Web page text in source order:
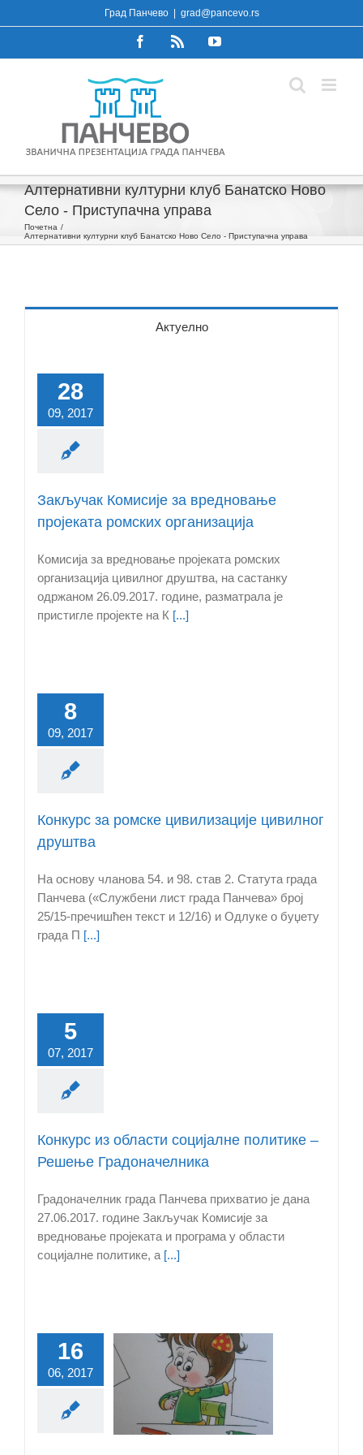
to
Град Панчево grad@pancevo.rs
FacebookRss YouTube
Алтернативни културни клуб Банатско Ново
Село - Приступачна управа
Почетна
Алтернативни културни клуб Банатско Ново Село - Приступачна управа
Актуелно
28
09, 2017
Закључак Комисије за вредновање
пројеката ромских организација
Комисија за вредновање пројеката ромских
организација цивилног друштва, на састанку
одржаном 26.09.2017. године, разматрала је
пристигле пројекте на К [...]
8
09, 2017
Конкурс за ромске цивилизације цивилног
друштва
На основу чланова 54. и 98. став 2. Статута града
Панчева («Службени лист града Панчева» број
25/15-пречишћен текст и 12/16) и Одлукe о буџету
града П [...]
5
07, 2017
Конкурс из области социјалне политике –
Решење Градоначелника
Градоначелник града Панчева прихватио је дана
27.06.2017. године Закључак Комисије за
вредновање пројеката и програма у области
социјалне политике, а [...]
16
06, 2017